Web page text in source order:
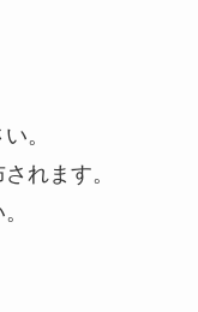
。
れます。